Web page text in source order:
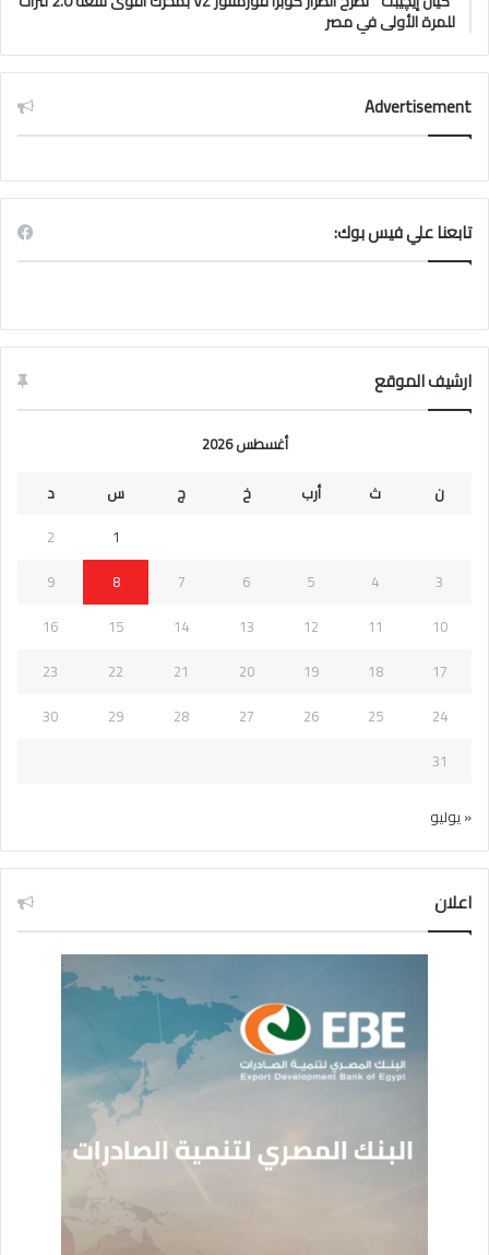
للمرة الأولى في مصر
Advertisement
تابعنا علي فيس بوك:
ارشيف الموقع
أغسطس 2026
ن
ث أرب خ ج س
د
1
2
3
4
5
6
7
8
9
10
11
12
13
14
15
16
17
18
19
20
21
22
23
24
25
26
27
28
29
30
31
« يوليو
اعلان